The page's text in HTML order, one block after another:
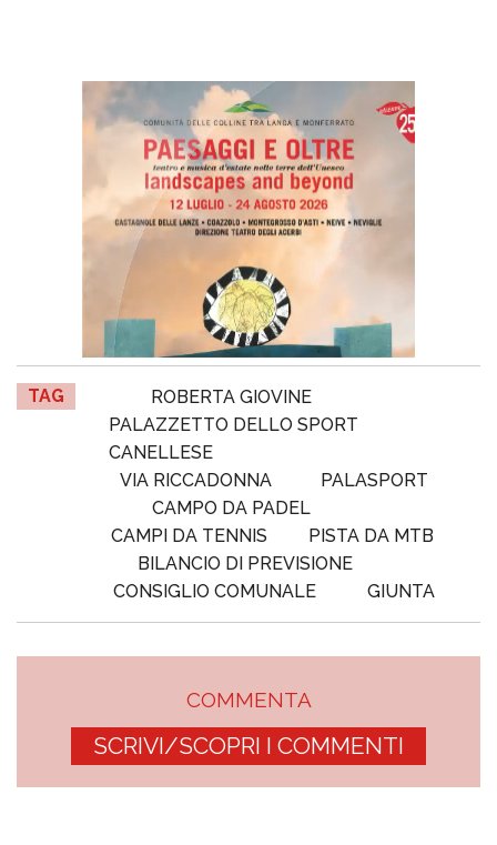
TAG
ROBERTA GIOVINE
PALAZZETTO DELLO SPORT
CANELLESE
VIA RICCADONNA
PALASPORT
CAMPO DA PADEL
CAMPI DA TENNIS
PISTA DA MTB
BILANCIO DI PREVISIONE
CONSIGLIO COMUNALE
GIUNTA
COMMENTA
SCRIVI/SCOPRI I COMMENTI